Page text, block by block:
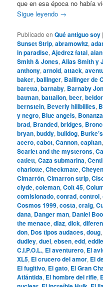
que en esa época no había
Sigue leyendo →
Publicado en Qué antiguo soy |
Sunset Strip,abramowitz,
in paradise,Ajedrez fatal,alan
Smith & Jones,Alias Smith y
anthony,arnold,attack,
baker,ballinger, Ballinger de
baretta,barnaby, Barnaby
batman,battalion,beer,
bernstein, Beverly hillbillies,
y negro, Blue angels, Bonanza
brad, Branded,bridges,
bryan,buddy,bulldog,
acero,cabot,Cannon,capitan
Scarlet and the mysterons,
catlett,Caza submarina,
charlotte,Checkmate,
Cimarrón,Cimarron strip,
clyde,coleman,Colt 45,
comisionado,conrad,control,
Cosmos 1999,costa,craig,
dana, Danger man, Daniel
the menace,diaz,dick,
don, Dos tipos audaces,doug,
dudley,duel,ebsen,edd,eddie
C.I.P.O.L., El aventurero, El
XL5, El crucero del amor, El
El fugitivo, El gato, El Gran
Atlántida, El hombre del rifle,